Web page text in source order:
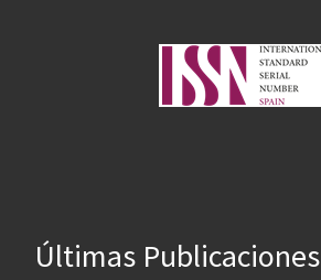
Últimas Publicaciones